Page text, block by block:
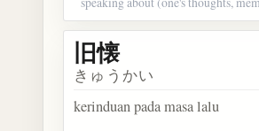
旧懐
きゅうかい
kerinduan pada masa lalu